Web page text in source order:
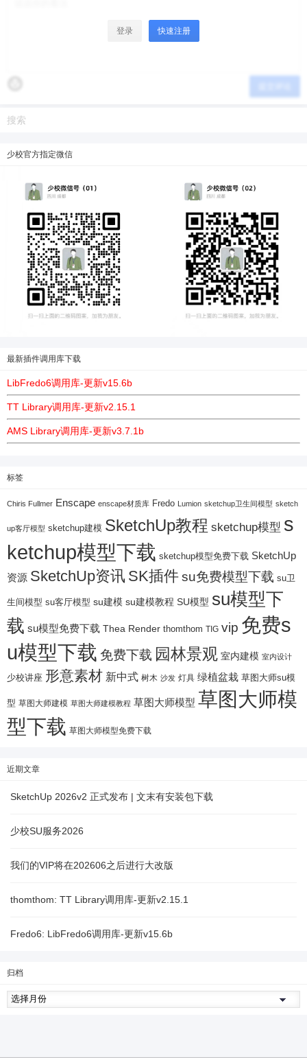
登录 快速注册
少校官方指定微信
最新插件调用库下载
LibFredo6调用库-更新v15.6b
TT Library调用库-更新v2.15.1
AMS Library调用库-更新v3.7.1b
标签
Chiris Fullmer Enscape enscape材质库 Fredo Lumion sketchup卫生间模型 sketch
up客厅模型 sketchup建模 SketchUp教程 sketchup模型 s
ketchup模型下载 sketchup模型免费下载 SketchUp
资源 SketchUp资讯 SK插件su免费模型下载 su卫
生间模型 su客厅模型 su建模 su建模教程 SU模型 su模型下
载 su模型免费下载 Thea Render thomthom TIG vip 免费s
u模型下载 免费下载 园林景观 室内建模 室内设计
少校讲座 形意素材 新中式 树木 沙发 灯具 绿植盆栽 草图大师su模
型 草图大师建模 草图大师建模教程 草图大师模型 草图大师模
型下载 草图大师模型免费下载
近期文章
SketchUp 2026v2 正式发布 | 文末有安装包下载
少校SU服务2026
我们的VIP将在202606之后进行大改版
thomthom: TT Library调用库-更新v2.15.1
Fredo6: LibFredo6调用库-更新v15.6b
归档